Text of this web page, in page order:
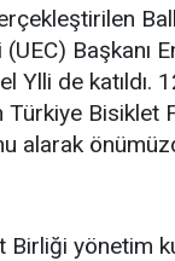
Başkanı
de katıldı.
Bisiklet
alarak
Birliği yönetim